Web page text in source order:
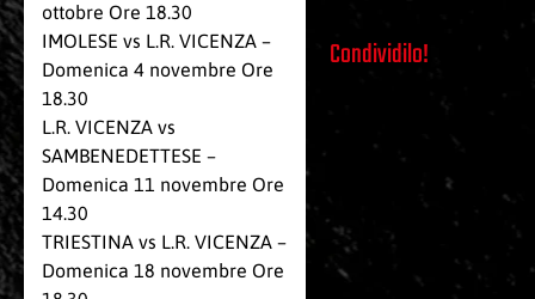
ottobre Ore 18.30
IMOLESE vs L.R. VICENZA –
Domenica 4 novembre Ore
18.30
L.R. VICENZA vs
SAMBENEDETTESE –
Domenica 11 novembre Ore
14.30
TRIESTINA vs L.R. VICENZA –
Domenica 18 novembre Ore
Condividilo!